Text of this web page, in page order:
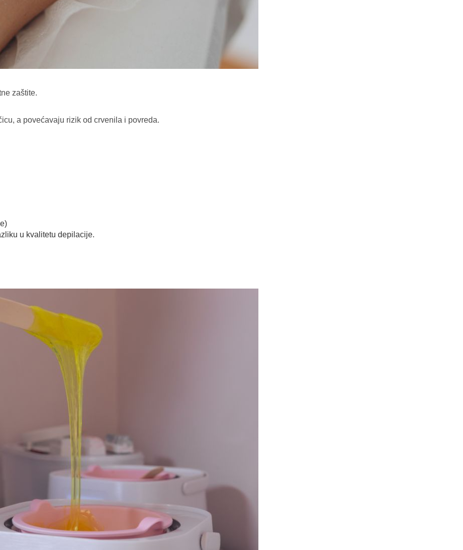
zaštite.
a povećavaju rizik od crvenila i povreda.
u kvalitetu depilacije.